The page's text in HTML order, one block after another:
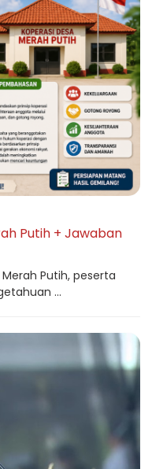
Putih + Jawaban
Merah Putih, peserta
...